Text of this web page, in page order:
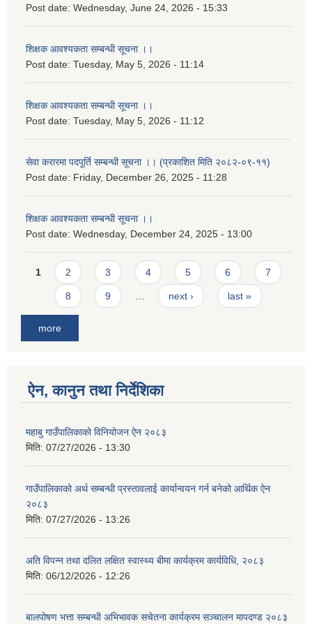
Post date: Wednesday, June 24, 2026 - 15:33
शिक्षक आवश्यकता सम्बन्धी सूचना ।।
Post date: Tuesday, May 5, 2026 - 11:14
शिक्षक आवश्यकता सम्बन्धी सूचना ।।
Post date: Tuesday, May 5, 2026 - 11:12
सेवा करारमा पदपूर्ति सम्बन्धी सूचना ।। (प्रकाशित मिति २०८२-०९-११)
Post date: Friday, December 26, 2025 - 11:28
शिक्षक आवश्यकता सम्बन्धी सूचना ।।
Post date: Wednesday, December 24, 2025 - 13:00
Pages
1 2 3 4 5 6 7
8 9 next › last »
more
ऐन, कानुन तथा निर्देशिका
महाबु गाउँपालिकाको विनियोजन ऐन २०८३
मिति: 07/27/2026 - 13:30
गाउँपालिकाको अर्थ सम्बन्धी प्रस्तावलाई कार्यान्वयन गर्न बनेको आर्थिक ऐन
२०८३
मिति: 07/27/2026 - 13:26
अति विपन्न तथा दलित लक्षित स्वास्थ्य बीमा कार्यक्रम कार्यविधि, २०८३
मिति: 06/12/2026 - 12:26
बालपोषण भत्ता सम्बन्धी अभिभावक सचेतना कार्यक्रम सञ्चालन मापदण्ड २०८३